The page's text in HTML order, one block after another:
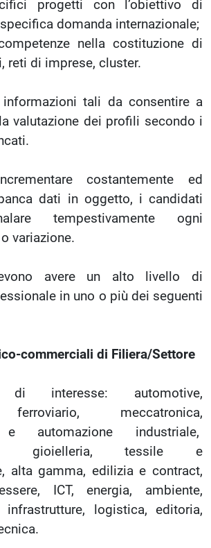
progetti con l’obiettivo di
domanda internazionale;
nella costituzione di
reti di imprese, cluster.
tali da consentire a
valutazione dei profili secondo i
costantemente ed
dati in oggetto, i candidati
tempestivamente ogni
variazione.
avere un alto livello di
in uno o più dei seguenti
commerciali di Filiera/Settore
di interesse: automotive,
ferroviario, meccatronica,
e automazione industriale,
gioielleria, tessile e
alta gamma, edilizia e contract,
ICT, energia, ambiente,
logistica, editoria,